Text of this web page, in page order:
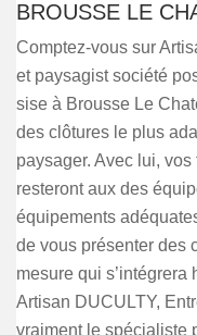
BROUSSE LE
Comptez-vous sur
et paysagist société
sise à Brousse Le
des clôtures le plus
paysager. Avec lui,
resteront aux des
équipements
de vous présenter des
mesure qui s’intégrera
Artisan DUCULTY,
vraiment le spécialiste